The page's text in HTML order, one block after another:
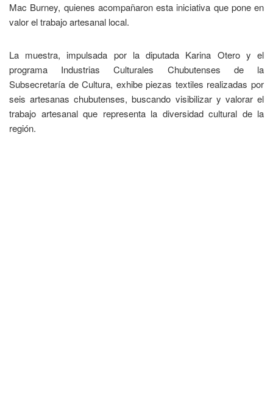
Mac Burney, quienes acompañaron esta iniciativa que pone en
valor el trabajo artesanal local.
La muestra, impulsada por la diputada Karina Otero y el
programa Industrias Culturales Chubutenses de la
Subsecretaría de Cultura, exhibe piezas textiles realizadas por
seis artesanas chubutenses, buscando visibilizar y valorar el
trabajo artesanal que representa la diversidad cultural de la
región.